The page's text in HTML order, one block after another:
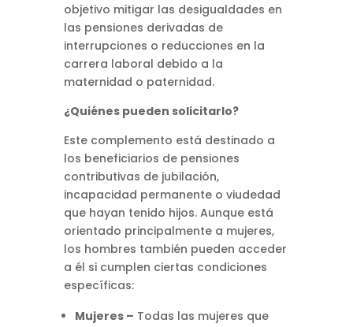
objetivo mitigar las desigualdades en
las pensiones derivadas de
interrupciones o reducciones en la
carrera laboral debido a la
maternidad o paternidad.
¿Quiénes pueden solicitarlo?
Este complemento está destinado a
los beneficiarios de pensiones
contributivas de jubilación,
incapacidad permanente o viudedad
que hayan tenido hijos. Aunque está
orientado principalmente a mujeres,
los hombres también pueden acceder
a él si cumplen ciertas condiciones
específicas:
Mujeres – Todas las mujeres que